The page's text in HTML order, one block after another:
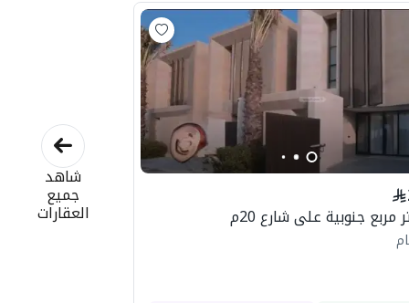
شاهد
جميع
العقارات